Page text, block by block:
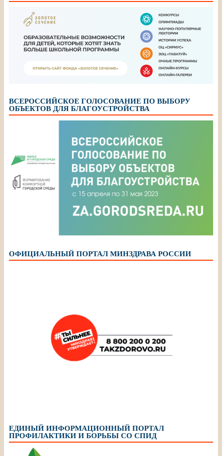
ВСЕРОССИЙСКОЕ ГОЛОСОВАНИЕ ПО ВЫБОРУ
ОБЪЕКТОВ ДЛЯ БЛАГОУСТРОЙСТВА
ОФИЦИАЛЬНЫЙ ПОРТАЛ МИНЗДРАВА РОССИИ
ЕДИНЫЙ ИНФОРМАЦИОННЫЙ ПОРТАЛ
ПРОФИЛАКТИКИ И БОРЬБЫ СО СПИД